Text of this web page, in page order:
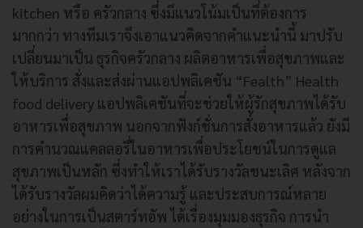
kitchen หรือ ครัวกลาง ซึ่งมีแนวโน้มเป็นที่ต้องการ
มากกว่า ทางทีมเราจึงเอาแนวคิดจากคำแนะนำนี้ มาปรับ
เปลี่ยนมาเป็น ธุรกิจครัวกลาง ผลิตอาหารเพื่อสุขภาพและ
ให้บริการ สั่งและส่งผ่านแอปพลิเคชัน “Fealth” Health
food delivery แอปพลิเคชันที่จะช่วยให้ผู้รักสุขภาพได้รับ
อาหารเพื่อสุขภาพ นอกจากฟังก์ชั่นการสั่งอาหารแล้ว ยังมี
การคำนวณแคลลอรี่ในอาหารเพื่อประโยชน์ในการดูแล
สุขภาพเป็นหลัก ซึ่งทำให้เราได้รับรางวัลชนะเลิศ หลังจาก
ได้รับรางวัลผมคิดว่าได้ความรู้ และประสบการณ์หลาย
อย่างในการเป็นสตาร์ทอัพ ได้เรื่องมุมมองธุรกิจ การนำ